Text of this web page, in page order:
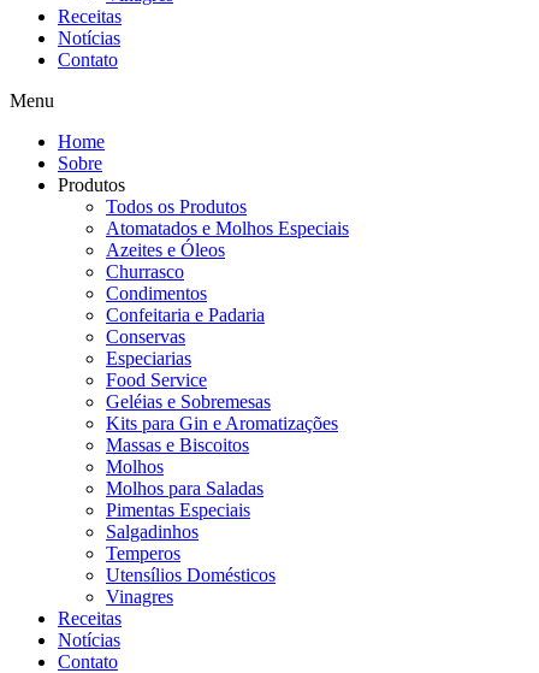
Receitas
Notícias
Contato
Menu
Home
Sobre
Produtos
Todos os Produtos
Atomatados e Molhos Especiais
Azeites e Óleos
Churrasco
Condimentos
Confeitaria e Padaria
Conservas
Especiarias
Food Service
Geléias e Sobremesas
Kits para Gin e Aromatizações
Massas e Biscoitos
Molhos
Molhos para Saladas
Pimentas Especiais
Salgadinhos
Temperos
Utensílios Domésticos
Vinagres
Receitas
Notícias
Contato